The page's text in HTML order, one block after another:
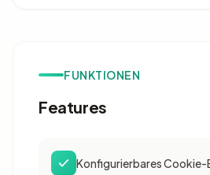
FUNKTIONEN
Features
Konfigurierbares Cookie-